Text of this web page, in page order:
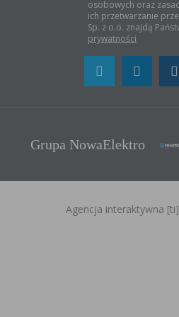
osobowych oraz
ich przetwarzanie
Sp. z o.o. znajdą
prywatności
Grupa NowaElektro
Agencja interaktywna [ti]